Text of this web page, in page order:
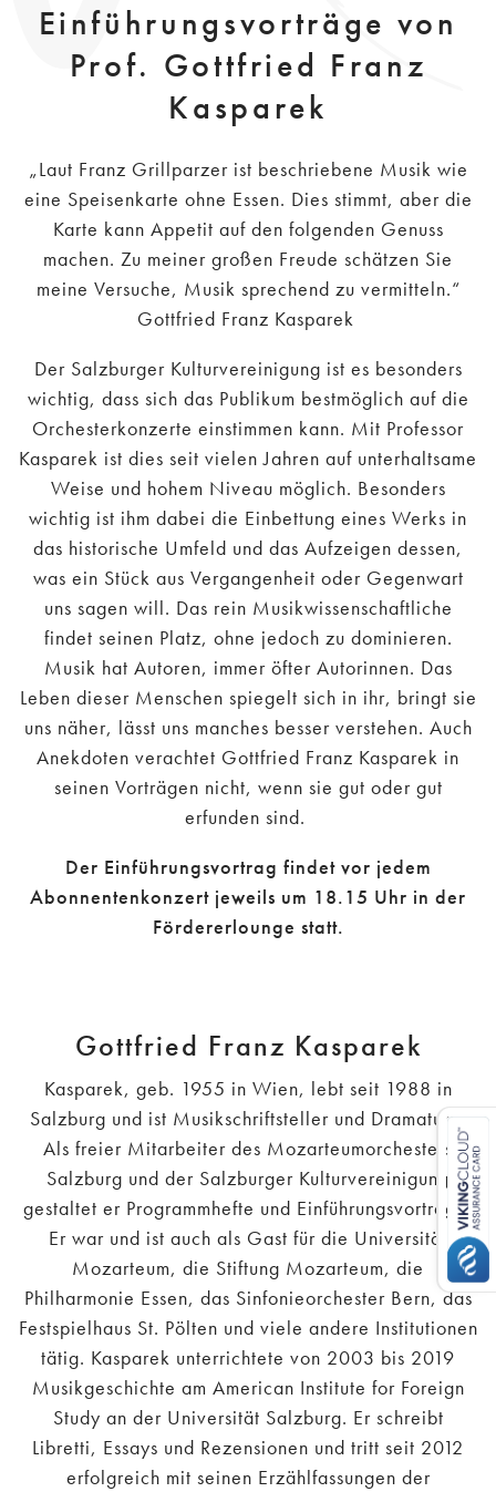
Einführungsvorträge von
Prof. Gottfried Franz
Kasparek
„Laut Franz Grillparzer ist beschriebene Musik wie
eine Speisenkarte ohne Essen. Dies stimmt, aber die
Karte kann Appetit auf den folgenden Genuss
machen. Zu meiner großen Freude schätzen Sie
meine Versuche, Musik sprechend zu vermitteln.“
Gottfried Franz Kasparek
Der Salzburger Kulturvereinigung ist es besonders
wichtig, dass sich das Publikum bestmöglich auf die
Orchesterkonzerte einstimmen kann. Mit Professor
Kasparek ist dies seit vielen Jahren auf unterhaltsame
Weise und hohem Niveau möglich. Besonders
wichtig ist ihm dabei die Einbettung eines Werks in
das historische Umfeld und das Aufzeigen dessen,
was ein Stück aus Vergangenheit oder Gegenwart
uns sagen will. Das rein Musikwissenschaftliche
findet seinen Platz, ohne jedoch zu dominieren.
Musik hat Autoren, immer öfter Autorinnen. Das
Leben dieser Menschen spiegelt sich in ihr, bringt sie
uns näher, lässt uns manches besser verstehen. Auch
Anekdoten verachtet Gottfried Franz Kasparek in
seinen Vorträgen nicht, wenn sie gut oder gut
erfunden sind.
Der Einführungsvortrag findet vor jedem
Abonnentenkonzert jeweils um 18.15 Uhr in der
Fördererlounge statt.
Gottfried Franz Kasparek
Kasparek, geb. 1955 in Wien, lebt seit 1988 in
Salzburg und ist Musikschriftsteller und Dramaturg.
Als freier Mitarbeiter des Mozarteumorchesters
Salzburg und der Salzburger Kulturvereinigung
gestaltet er Programmhefte und Einführungsvorträge.
Er war und ist auch als Gast für die Universität
Mozarteum, die Stiftung Mozarteum, die
Philharmonie Essen, das Sinfonieorchester Bern, das
Festspielhaus St. Pölten und viele andere Institutionen
tätig. Kasparek unterrichtete von 2003 bis 2019
Musikgeschichte am American Institute for Foreign
Study an der Universität Salzburg. Er schreibt
Libretti, Essays und Rezensionen und tritt seit 2012
erfolgreich mit seinen Erzählfassungen der